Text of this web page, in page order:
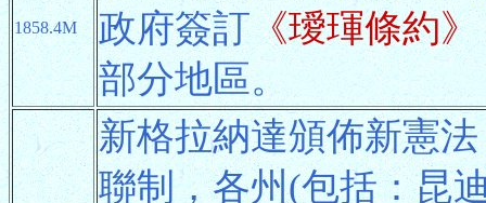
1858.4M
政府簽訂《璦琿條約》
部分地區。
新格拉納達頒佈新憲
聯制，各州(包括：昆